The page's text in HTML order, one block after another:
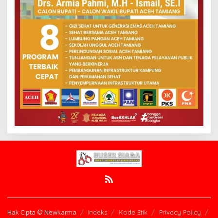
Hak Cipta © Newkarma Indeks Kode Etik
Privacy Policy